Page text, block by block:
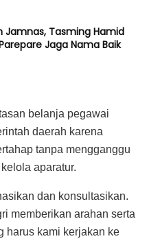
Jamnas, Tasming Hamid
Jaga Nama Baik
belanja pegawai
daerah karena
tanpa mengganggu
aparatur.
dan konsultasikan.
memberikan arahan serta
harus kami kerjakan ke